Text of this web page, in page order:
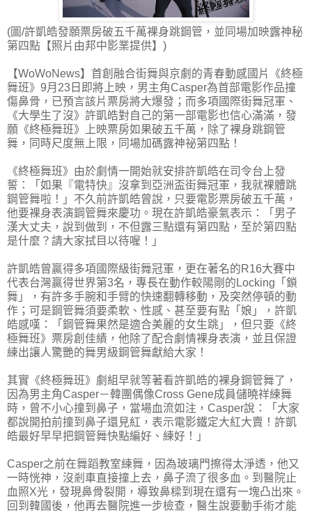
(圖/許凱皓發願票房破五千萬裸身跳鋼管，並同場加映露神秘
第四點【照片由邦中影業提供】)
【WoWoNews】首創融合街舞與京劇的青春動感國片《終極
舞班》9月23日即將上映，男主角Casper為首部電影作品撞
傷鼻骨，已預言該片票房將大爆發；而多項國際街舞冠軍、
《大學生了沒》許凱皓對自己的第一部電影也信心滿滿，發
願《終極舞班》上映票房如果破五千萬，除了裸身跳鋼管
舞，同時尺度無上限，同場加碼露神祕第四點！
《終極舞班》由於劇情一開始就安排許凱皓在司令台上發
誓：「如果『電特快』沒拿到亞洲盃街舞冠軍，我就裸體跳
鋼管舞啦！」不久前許凱皓曾說，只要電影票房破五千萬，
他要裸身表演鋼管舞來慶功。現在許凱皓豪氣表示：「男子
漢大丈夫，說到做到，不但露三點還有第四點，至於第四點
是什麼？請大家拭目以待喔！」
許凱皓曾贏得多項國際級街舞冠軍，更在著名的R16大賽中
代表台灣贏得世界第3名，專長在動作較陽剛的Locking「鎖
舞」，有許多手腕和手臂的快速翻轉移動，及突然停頓的動
作；可是鋼管舞須要柔軟、性感、甚至要有點「娘」，許凱
皓感嘆：「鋼管舞果然是適合美麗的女生跳」，但只要《終
極舞班》票房創佳績，他除了配合劇情裸身表演，並且保證
練出讓人驚艷的舞男級鋼管舞獻給大家！
其實《終極舞班》劇組早就等著看許凱皓的裸身鋼管舞了，
因為男主角Casper－韓團偶像Cross Gene成員儲曉祥練舞
時，曾不小心撞到鼻子，當場血流如注，Casper說：「大家
都說開拍前撞到鼻子還見紅，表示電影鐵定大紅大賣！許凱
皓最好早早把鋼管舞快點編好、練好！」
Casper之前在舞蹈教室練舞，因為玻璃門擦得太淨透，他又
一時恍神，沒剎車直接撞上去，鼻子流了很多血。到醫院止
血照X光，發現鼻骨裂開，導致鼻樑到現在還有一塊凸出來。
回到韓國後，他再去醫院進一步檢查，醫生說要動手術才能